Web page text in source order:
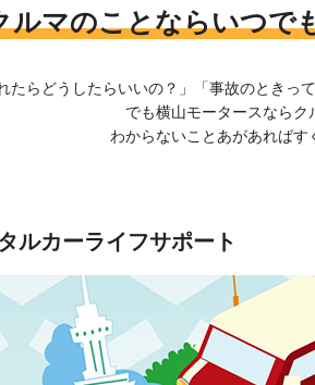
ルマのことならいつで
たらどうしたらいいの？」「事故のときっ
でも横山モータースならク
わからないことあがあればす
ルカーライフサポート